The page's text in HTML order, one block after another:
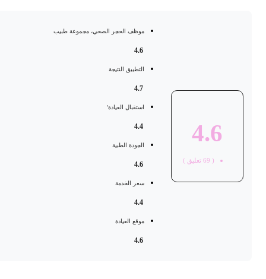
4.6
69 تعليق )
موظف الحجر الصحي، مجموعة طبيب
التطبيق النتيجة
استقبال العيادة'
الجودة الطبية
سعر الخدمة
موقع العيادة